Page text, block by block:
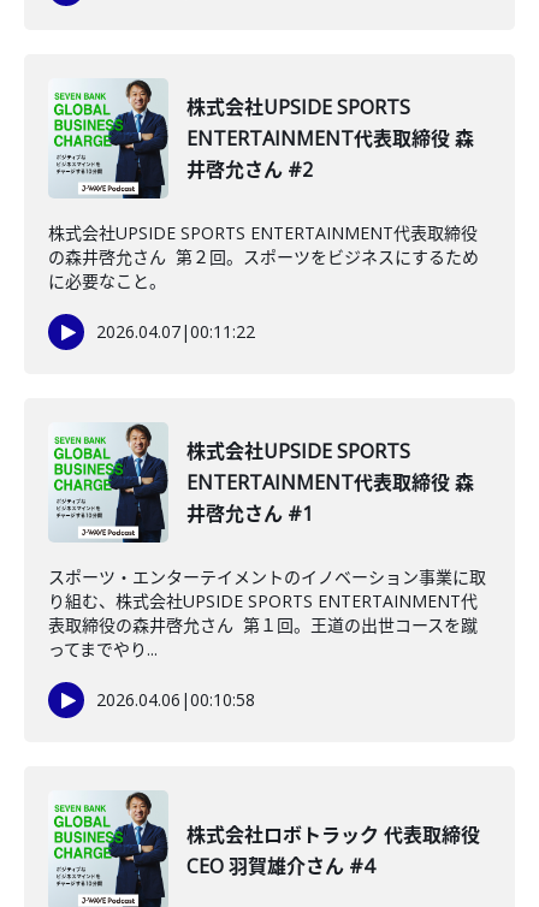
株式会社UPSIDE SPORTS
ENTERTAINMENT代表取締役 森
井啓允さん #2
株式会社UPSIDE SPORTS ENTERTAINMENT代表取締役
の森井啓允さん 第２回。スポーツをビジネスにするため
に必要なこと。
2026.04.07|00:11:22
株式会社UPSIDE SPORTS
ENTERTAINMENT代表取締役 森
井啓允さん #1
スポーツ・エンターテイメントのイノベーション事業に取
り組む、株式会社UPSIDE SPORTS ENTERTAINMENT代
表取締役の森井啓允さん 第１回。王道の出世コースを蹴
ってまでやり...
2026.04.06 |00:10:58
株式会社ロボトラック 代表取締役
CEO 羽賀雄介さん #4